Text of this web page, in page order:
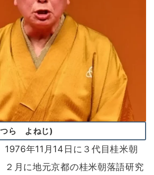
ら よねじ)
年11月14日に３代目桂米朝
２月に地元京都の桂米朝落語研究